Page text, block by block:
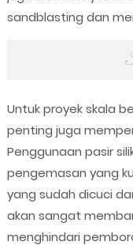
sandblasting dan
Untuk proyek skala
penting juga
Penggunaan pasir
pengemasan yang
yang sudah dicuci
akan sangat
menghindari